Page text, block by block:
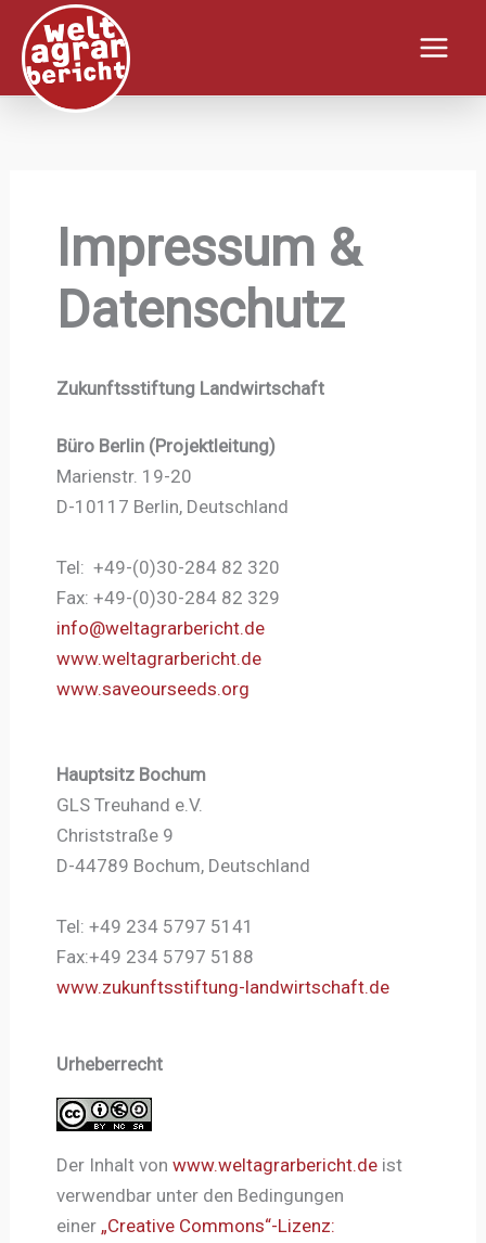
Inhalt
springen
Impressum &
Datenschutz
Zukunftsstiftung Landwirtschaft
Büro Berlin (Projektleitung)
Marienstr. 19-20
D-10117 Berlin, Deutschland
Tel: +49-(0)30-284 82 320
Fax: +49-(0)30-284 82 329
info@weltagrarbericht.de
www.weltagrarbericht.de
www.saveourseeds.org
Hauptsitz Bochum
GLS Treuhand e.V.
Christstraße 9
D-44789 Bochum, Deutschland
Tel: +49 234 5797 5141
Fax:+49 234 5797 5188
www.zukunftsstiftung-landwirtschaft.de
Urheberrecht
Der Inhalt von www.weltagrarbericht.deist
verwendbar unter den Bedingungen
einer „Creative Commons“-Lizenz: